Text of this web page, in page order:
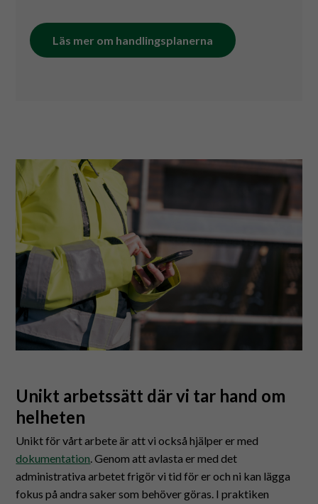
Läs mer om handlingsplanerna
Unikt arbetssätt där vi tar hand om
helheten
Unikt för vårt arbete är att vi också hjälper er med
dokumentation. Genom att avlasta er med det
administrativa arbetet frigör vi tid för er och ni kan lägga
fokus på andra saker som behöver göras. I praktiken